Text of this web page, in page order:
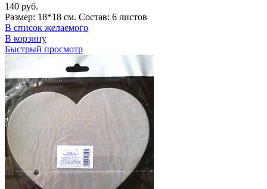
140 руб.
Размер: 18*18 см. Состав: 6 листов
В список желаемого
В корзину
Быстрый просмотр